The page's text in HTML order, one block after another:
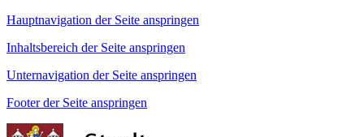
Hauptnavigation der Seite anspringen
Inhaltsbereich der Seite anspringen
Unternavigation der Seite anspringen
Footer der Seite anspringen